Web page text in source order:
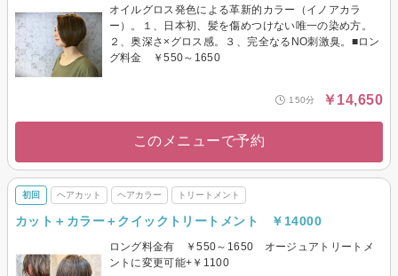
オイルグロス発色による革新的カラー（イノアカラ
ー）。１、日本初、髪を傷めつけない唯一の染め方。
２、奥深さ×グロス感。３、完全なるNO刺激臭。■ロン
グ料金 ￥550～1650
150分 ￥14,650
このメニューで予約
初回 ヘアカット ヘアカラー トリートメント
カット＋カラー＋クイックトリートメント ￥14000
ロング料金有 ￥550～1650 オージュアトリートメ
ントに変更可能+￥1100